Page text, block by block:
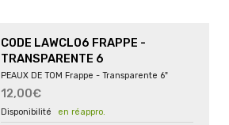
CODE LAWCL06 FRAPPE -
TRANSPARENTE 6
PEAUX DE TOM Frappe - Transparente 6"
12,00€
en réappro.